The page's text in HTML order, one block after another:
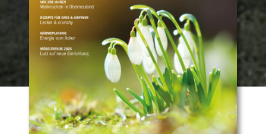
OBERNEULAND
MAGAZIN
03-
2026
Nach
unten
scrollen